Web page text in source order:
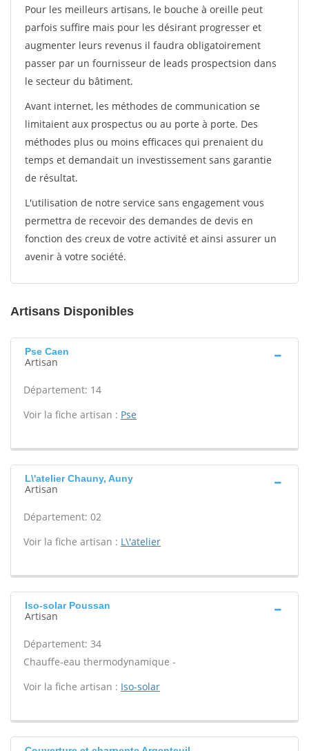
Pour les meilleurs artisans, le bouche à oreille peut
parfois suffire mais pour les désirant progresser et
augmenter leurs revenus il faudra obligatoirement
passer par un fournisseur de leads prospectsion dans
le secteur du bâtiment.
Avant internet, les méthodes de communication se
limitaient aux prospectus ou au porte à porte. Des
méthodes plus ou moins efficaces qui prenaient du
temps et demandait un investissement sans garantie
de résultat.
L'utilisation de notre service sans engagement vous
permettra de recevoir des demandes de devis en
fonction des creux de votre activité et ainsi assurer un
avenir à votre société.
Artisans Disponibles
Pse Caen
Artisan
Département: 14
Voir la fiche artisan : Pse
L\'atelier Chauny, Auny
Artisan
Département: 02
Voir la fiche artisan : L\'atelier
Iso-solar Poussan
Artisan
Département: 34
Chauffe-eau thermodynamique -
Voir la fiche artisan : Iso-solar